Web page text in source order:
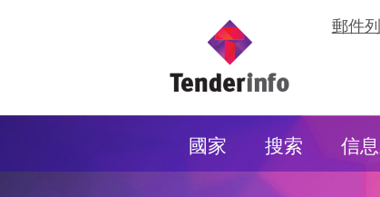
郵件
國家 搜索 信